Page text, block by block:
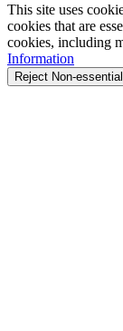
This site uses
cookies that are
cookies, including
Information
Reject Non-essential